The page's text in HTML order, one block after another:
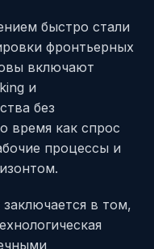
быстро стали
фронтьерных
включают
и
без
время как спрос
процессы и
в том,